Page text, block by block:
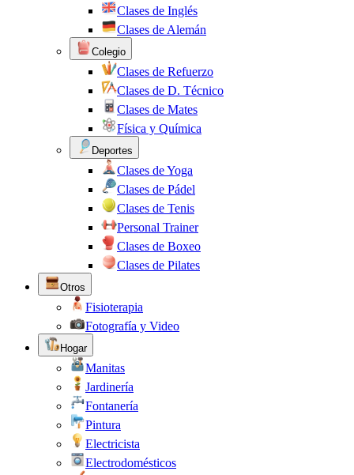
Clases de Inglés
Clases de Alemán
Colegio
Clases de Refuerzo
Clases de D. Técnico
Clases de Mates
Física y Química
Deportes
Clases de Yoga
Clases de Pádel
Clases de Tenis
Personal Trainer
Clases de Boxeo
Clases de Pilates
Otros
Fisioterapia
Fotografía y Video
Hogar
Manitas
Jardinería
Fontanería
Pintura
Electricista
Electrodomésticos